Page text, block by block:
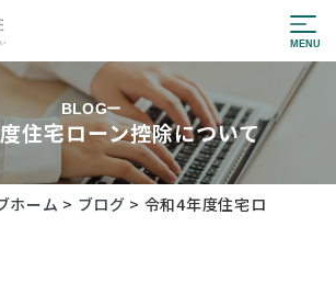
BLOG
住宅ローン控除について
ホーム > ブログ > 令和4年度住宅ロ